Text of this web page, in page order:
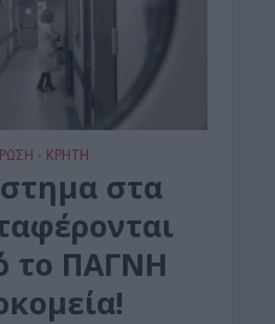
• ΚΡΗΤΗ
στα
το ΠΑΓΝΗ